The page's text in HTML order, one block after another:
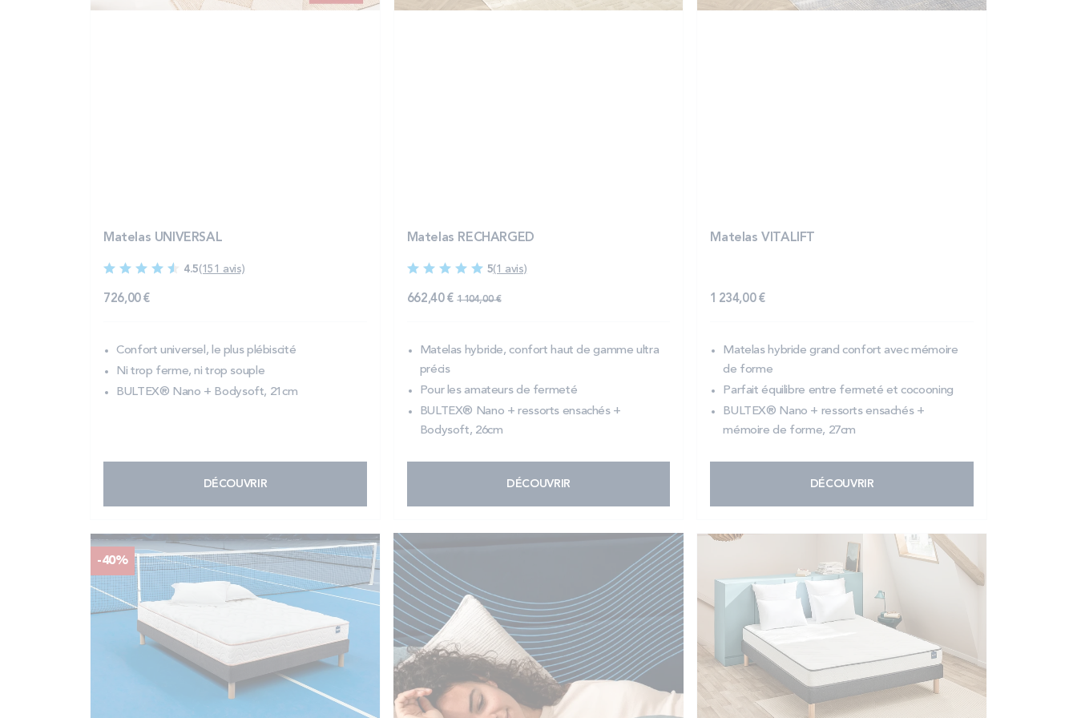
Matelas UNIVERSAL
4.5(151 avis)
726,00 €
Confort universel, le plus plébiscité
Ni trop ferme, ni trop souple
BULTEX® Nano + Bodysoft, 21cm
DÉCOUVRIR
Matelas RECHARGED
5(1 avis)
662,40 € 1 104,00 €
Matelas hybride, confort haut de gamme ultra
précis
Pour les amateurs de fermeté
BULTEX® Nano + ressorts ensachés +
Bodysoft, 26cm
DÉCOUVRIR
Matelas VITALIFT
1 234,00 €
Matelas hybride grand confort avec mémoire
de forme
Parfait équilibre entre fermeté et cocooning
BULTEX® Nano + ressorts ensachés +
mémoire de forme, 27cm
DÉCOUVRIR
-40%